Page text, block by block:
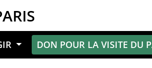
DON POUR LA VISITE DU